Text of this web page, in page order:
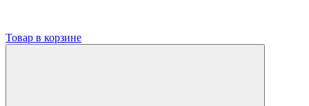
Товар в корзине